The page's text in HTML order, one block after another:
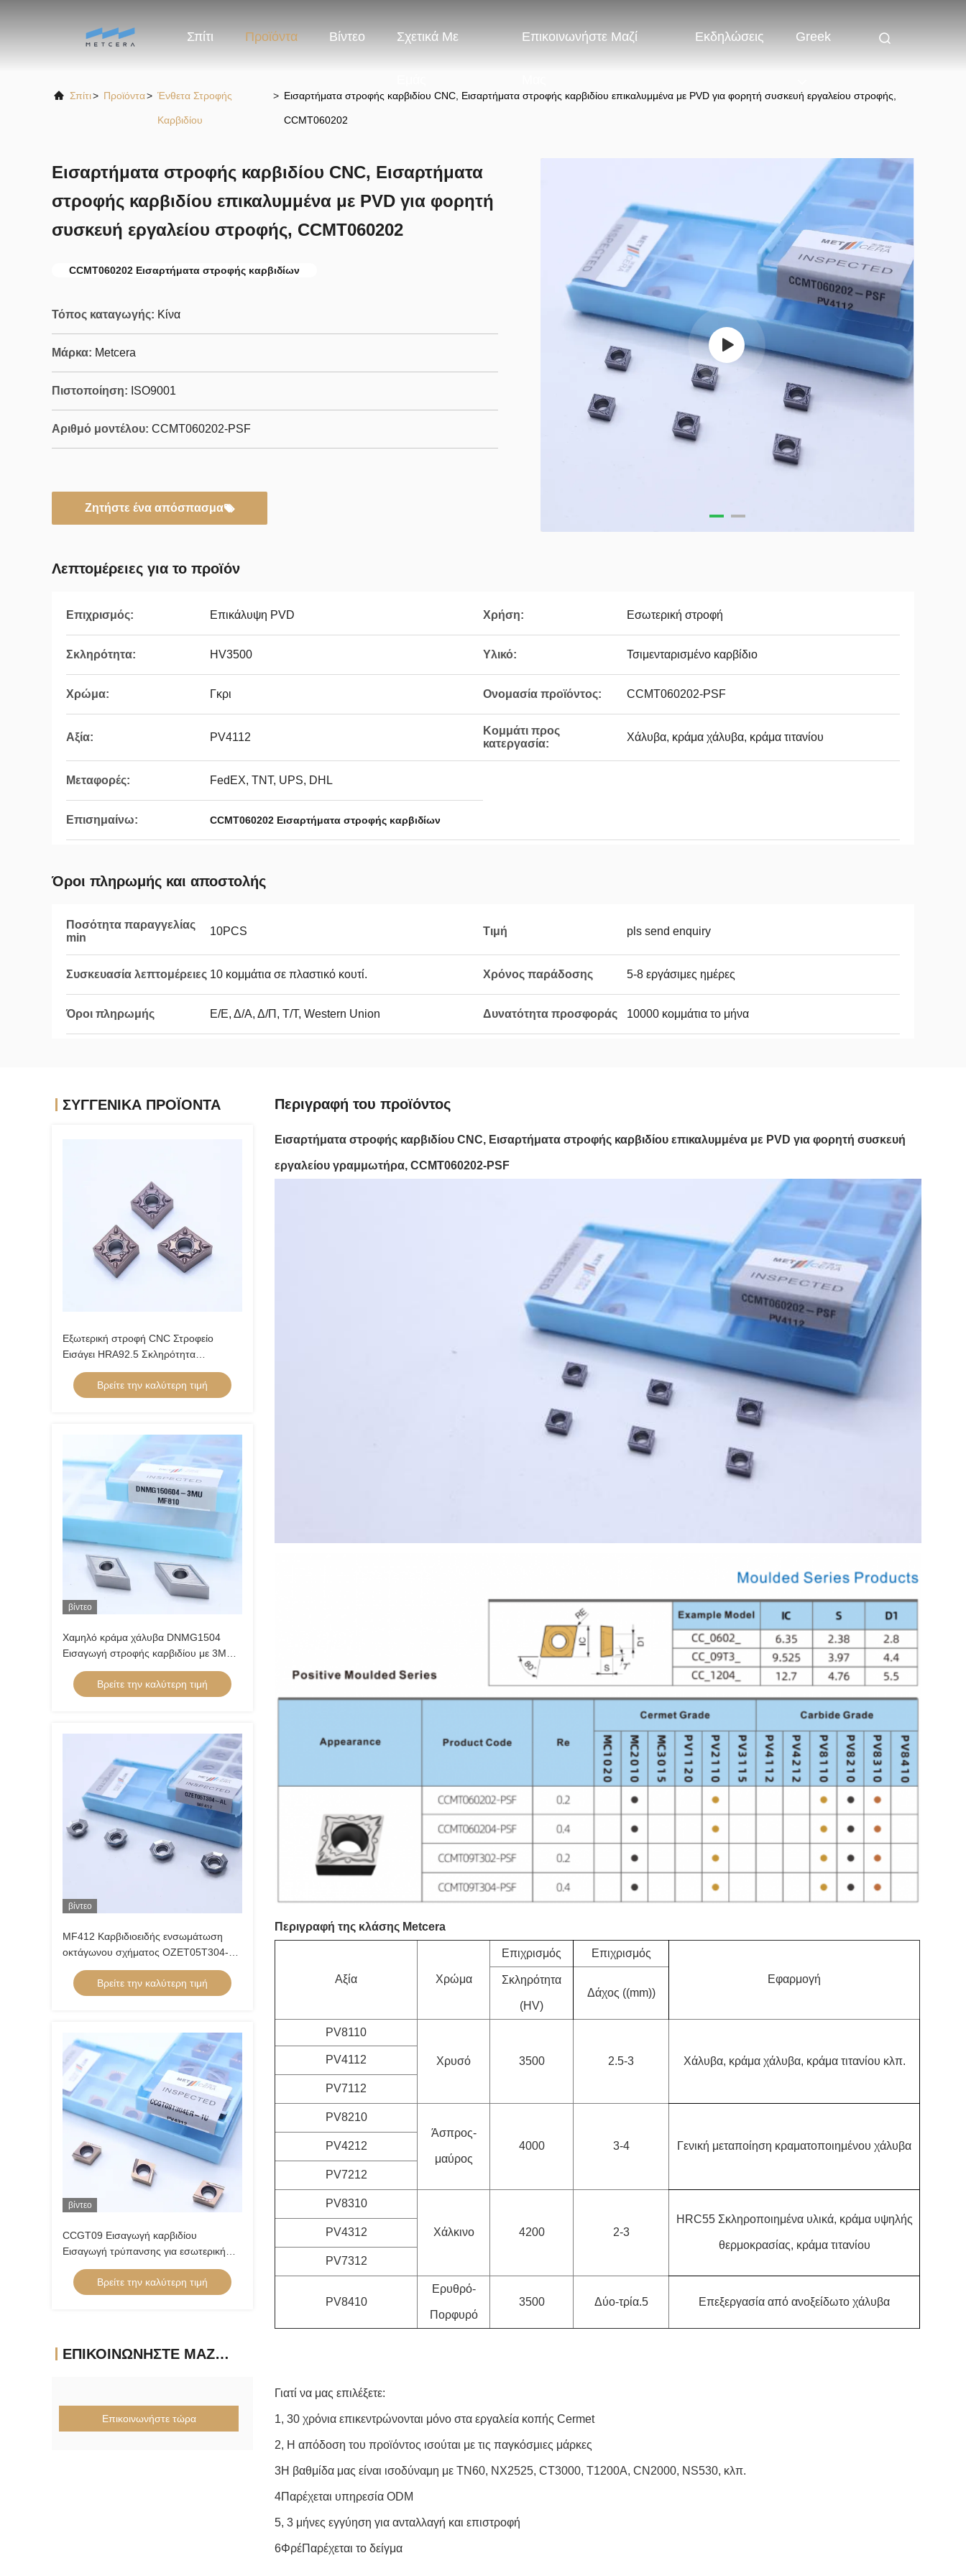
Σπίτι Προϊόντα Βίντεο Σχετικά Με Επικοινωνήστε Μαζί Εκδηλώσεις Greek
Σπίτι> Προϊόντα> Ένθετα Στροφής
Καρβιδίου
> Εισαρτήματα στροφής καρβιδίου CNC, Εισαρτήματα στροφής καρβιδίου επικαλυμμένα με PVD για φορητή συσκευή εργαλείου στροφής,
CCMT060202
Εισαρτήματα στροφής καρβιδίου CNC, Εισαρτήματα
στροφής καρβιδίου επικαλυμμένα με PVD για φορητή
συσκευή εργαλείου στροφής, CCMT060202
CCMT060202 Εισαρτήματα στροφής καρβιδίων
Τόπος καταγωγής: Κίνα
Μάρκα: Metcera
Πιστοποίηση: ISO9001
Αριθμό μοντέλου: CCMT060202-PSF
Ζητήστε ένα απόσπασμα
Λεπτομέρειες για το προϊόν
Επιχρισμός: Επικάλυψη PVD Χρήση: Εσωτερική στροφή
Σκληρότητα: HV3500 Υλικό: Τσιμενταρισμένο καρβίδιο
Χρώμα: Γκρι Ονομασία προϊόντος: CCMT060202-PSF
Αξία: PV4112
Κομμάτι προς
κατεργασία:
Χάλυβα, κράμα χάλυβα, κράμα τιτανίου
Μεταφορές: FedEX, TNT, UPS, DHL
Επισημαίνω: CCMT060202 Εισαρτήματα στροφής καρβιδίων
Όροι πληρωμής και αποστολής
Ποσότητα παραγγελίας
min
10PCS Τιμή pls send enquiry
Συσκευασία λεπτομέρειες 10 κομμάτια σε πλαστικό κουτί. Χρόνος παράδοσης 5-8 εργάσιμες ημέρες
Όροι πληρωμής Ε/Ε, Δ/Α, Δ/Π, Τ/Τ, Western Union Δυνατότητα προσφοράς 10000 κομμάτια το μήνα
ΣΥΓΓΕΝΙΚΆ ΠΡΟΪΌΝΤΑ
Εξωτερική στροφή CNC Στροφείο
Εισάγει HRA92.5 Σκληρότητα
CNMG120404-FQ PV8310
Βρείτε την καλύτερη τιμή
βίντεο
Χαμηλό κράμα χάλυβα DNMG1504
Εισαγωγή στροφής καρβιδίου με 3MU
ημιτελή σπάσιμο τσιπ και μη
επικαλυμμένη επικάλυψη
Βρείτε την καλύτερη τιμή
βίντεο
MF412 Καρβιδιοειδής ενσωμάτωση
οκτάγωνου σχήματος OZET05T304-AL
για την στροφή ατσάλιου αλουμινίου
Βρείτε την καλύτερη τιμή
βίντεο
CCGT09 Εισαγωγή καρβιδίου
Εισαγωγή τρύπανσης για εσωτερική
στροφή επικαλυμμένη με κράμα χάλυβα
Εισαγωγή χαμηλής τροφοδοσίας θετική
εισαγωγή CCGT09T304ER-1U
Βρείτε την καλύτερη τιμή
ΕΠΙΚΟΙΝΩΝΉΣΤΕ ΜΑΖΊ ΜΑΣ
Επικοινωνήστε τώρα
Περιγραφή του προϊόντος
Εισαρτήματα στροφής καρβιδίου CNC, Εισαρτήματα στροφής καρβιδίου επικαλυμμένα με PVD για φορητή συσκευή
εργαλείου γραμμωτήρα, CCMT060202-PSF
Περιγραφή της κλάσης Metcera
Αξία Χρώμα
Επιχρισμός Επιχρισμός
Εφαρμογή
Σκληρότητα
(HV)
Δάχος ((mm))
PV8110
Χρυσό 3500 2.5-3 Χάλυβα, κράμα χάλυβα, κράμα τιτανίου κλπ.
PV4112
PV7112
PV8210
Άσπρος-
μαύρος
4000 3-4 Γενική μεταποίηση κραματοποιημένου χάλυβα
PV4212
PV7212
PV8310
Χάλκινο 4200 2-3
HRC55 Σκληροποιημένα υλικά, κράμα υψηλής
θερμοκρασίας, κράμα τιτανίου
PV4312
PV7312
PV8410
Ερυθρό-
Πορφυρό
3500 Δύο-τρία.5 Επεξεργασία από ανοξείδωτο χάλυβα
Γιατί να μας επιλέξετε:
1, 30 χρόνια επικεντρώνονται μόνο στα εργαλεία κοπής Cermet
2, Η απόδοση του προϊόντος ισούται με τις παγκόσμιες μάρκες
3Η βαθμίδα μας είναι ισοδύναμη με TN60, NX2525, CT3000, T1200A, CN2000, NS530, κλπ.
4Παρέχεται υπηρεσία ODM
5, 3 μήνες εγγύηση για ανταλλαγή και επιστροφή
6ΦρέΠαρέχεται το δείγμα